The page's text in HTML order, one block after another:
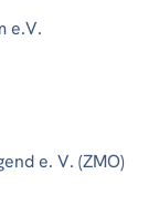
e.V.
e. V. (ZMO)